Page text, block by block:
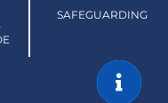
SAFEGUARDING